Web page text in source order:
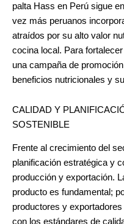
palta Hass en Perú sigue
vez más peruanos
atraídos por su alto valor
cocina local. Para
una campaña de
beneficios nutricionales y
CALIDAD Y
SOSTENIBLE
Frente al crecimiento del
planificación estratégica y
producción y exportación.
producto es fundamental;
productores y
con los estándares de